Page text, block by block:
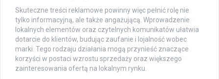
Skuteczne treści reklamowe powinny więc pełnić rolę nie
tylko informacyjną, ale także angażującą. Wprowadzenie
lokalnych elementów oraz czytelnych komunikatów ułatwia
dotarcie do klientów, budując zaufanie i lojalność wobec
marki. Tego rodzaju działania mogą przynieść znaczące
korzyści w postaci wzrostu sprzedaży oraz większego
zainteresowania ofertą na lokalnym rynku.